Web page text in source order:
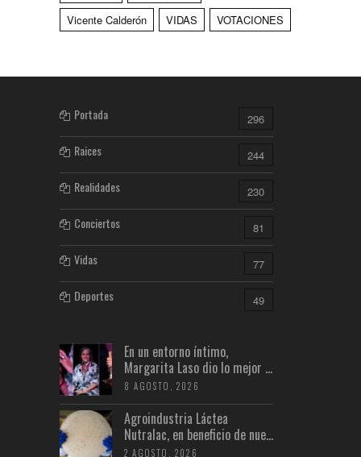
Vicente Calderón
VIDAS VOTACIONES
Portada 296
Raices 244
Realidades 230
Conciertos 81
Vidas 77
Deportes 49
En un entorno íntimo,
Margarita Laso dio lo mejor ...
8 AGOSTO, 2026
Agroindustria Láctea
Nutralac, en beneficio de nue...
2 AGOSTO, 2026